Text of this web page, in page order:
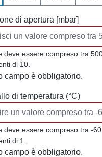
di apertura [mbar]
deve essere compreso tra
di 10.
campo è obbligatorio.
di temperatura (°C)
deve essere compreso tra -
di 1.
campo è obbligatorio.